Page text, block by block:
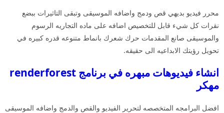
محرر فيديو بديهي قص ودمج واضافه الموسيقى وتبقى التاثيرات ببضع
نقرات كل شيء قابل للتخصيص اضافه على ماده التجاريه الرسوم
والموسيقى صانع المقدمات حرك شعرك بانماط متنوعه قدره كبيره في
تحويل رؤيتك الابداعيه الى حقيقه.
انشاء فيديوهات مبهره في برنامج renderforest
مهكر
افضل البرامجه المتخصصه لتحرير الفيديو والقص والدمج واضافه الموسيقى